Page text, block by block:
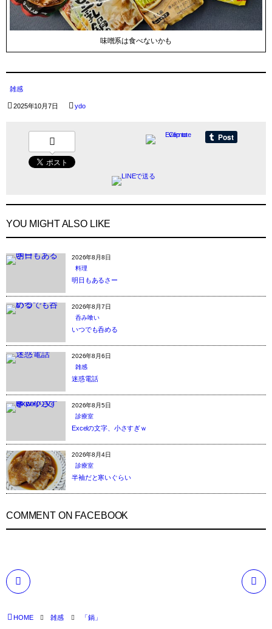
味噌系は食べないかも
雑感
2025年10月7日 ydo
YOU MIGHT ALSO LIKE
2026年8月8日
料理
明日もあるさー
2026年8月7日
呑み喰い
いつでも呑める
2026年8月6日
雑感
迷惑電話
2026年8月5日
診療室
Excelの文字、小さすぎｗ
2026年8月4日
診療室
半袖だと寒いぐらい
COMMENT ON FACEBOOK
HOME 雑感 「鍋」